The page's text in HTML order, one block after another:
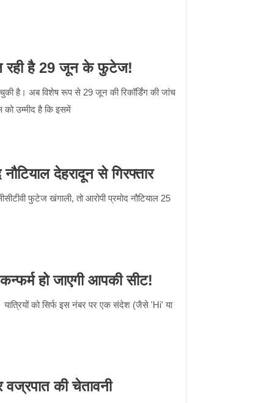
रही है 29 जून के फुटेज!
है। अब विशेष रूप से 29 जून की रिकॉर्डिंग की जांच
को उम्मीद है कि इसमें
नौटियाल देहरादून से गिरफ्तार
फुटेज खंगाली, तो आरोपी प्रमोद नौटियाल 25
हो जाएगी आपकी सीट!
यात्रियों को सिर्फ इस नंबर पर एक संदेश (जैसे 'Hi' या
की चेतावनी